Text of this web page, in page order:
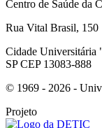
Centro de Saúde da
Rua Vital Brasil, 150
Cidade Universitária
SP CEP 13083-888
© 1969 - 2026 -
Projeto